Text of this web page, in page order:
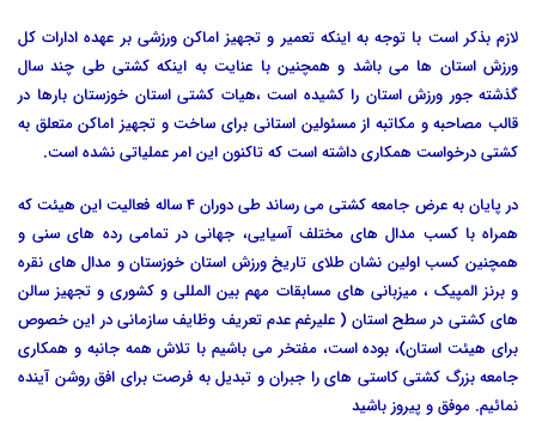
لازم بذکر است با توجه به اینکه تعمیر و تجهیز اماکن ورزشی بر عهده ادارات کل
ورزش استان ها می باشد و همچنین با عنایت به اینکه کشتی طی چند سال
گذشته جور ورزش استان را کشیده است ،هیات کشتی استان خوزستان بارها در
قالب مصاحبه و مکاتبه از مسئولین استانی برای ساخت و تجهیز اماکن متعلق به
کشتی درخواست همکاری داشته است که تاکنون این امر عملیاتی نشده است.
در پایان به عرض جامعه کشتی می رساند طی دوران 4 ساله فعالیت این هیئت که
همراه با کسب مدال های مختلف آسیایی، جهانی در تمامی رده های سنی و
همچنین کسب اولین نشان طلای تاریخ ورزش استان خوزستان و مدال های نقره
و برنز المپیک ، میزبانی های مسابقات مهم بین المللی و کشوری و تجهیز سالن
های کشتی در سطح استان ( علیرغم عدم تعریف وظایف سازمانی در این خصوص
برای هیئت استان)، بوده است، مفتخر می باشیم با تلاش همه جانبه و همکاری
جامعه بزرگ کشتی کاستی های را جبران و تبدیل به فرصت برای افق روشن آینده
نمائیم. موفق و پیروز باشید